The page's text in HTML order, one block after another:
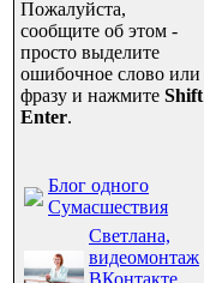
Пожалуйста,
сообщите об этом -
просто выделите
ошибочное слово или
фразу и нажмите Shift
Enter.
Блог одного
Сумасшествия
Светлана,
видеомонтаж
ВКонтакте